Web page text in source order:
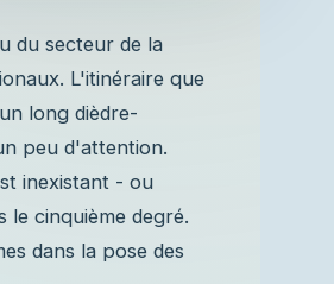
du secteur de la
L'itinéraire que
long dièdre-
peu d'attention.
inexistant - ou
le cinquième degré.
dans la pose des